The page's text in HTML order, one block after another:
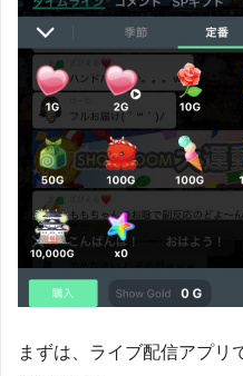
まずは、ライブ配信アプリ